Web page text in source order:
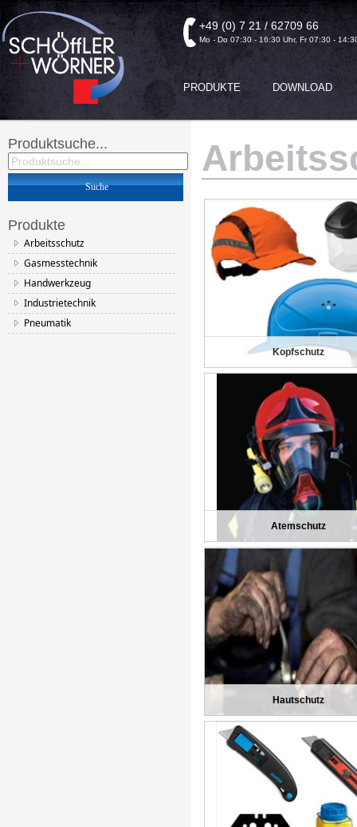
+49 (0) 7 21 / 62709 66
Mo - Do 07:30 - 16:30 Uhr, Fr 07:30 -
PRODUKTE DOWNLOAD
Produktsuche...
Produkte
Arbeitsschutz
Gasmesstechnik
Handwerkzeug
Industrietechnik
Pneumatik
Kopfschutz
Atemschutz
Hautschutz